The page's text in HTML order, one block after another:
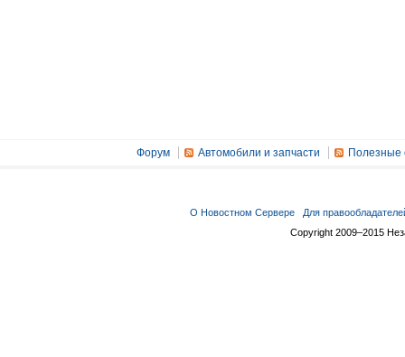
Форум Автомобили и запчасти Полезные
О Новостном Сервере
Для
Copyright 2009–2015